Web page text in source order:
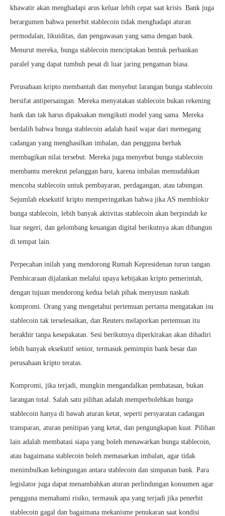
khawatir akan menghadapi arus keluar lebih cepat saat krisis. Bank juga
berargumen bahwa penerbit stablecoin tidak menghadapi aturan
permodalan, likuiditas, dan pengawasan yang sama dengan bank.
Menurut mereka, bunga stablecoin menciptakan bentuk perbankan
paralel yang dapat tumbuh pesat di luar jaring pengaman biasa.
Perusahaan kripto membantah dan menyebut larangan bunga stablecoin
bersifat antipersaingan. Mereka menyatakan stablecoin bukan rekening
bank dan tak harus dipaksakan mengikuti model yang sama. Mereka
berdalih bahwa bunga stablecoin adalah hasil wajar dari memegang
cadangan yang menghasilkan imbalan, dan pengguna berhak
membagikan nilai tersebut. Mereka juga menyebut bunga stablecoin
membantu merekrut pelanggan baru, karena imbalan memudahkan
mencoba stablecoin untuk pembayaran, perdagangan, atau tabungan.
Sejumlah eksekutif kripto memperingatkan bahwa jika AS memblokir
bunga stablecoin, lebih banyak aktivitas stablecoin akan berpindah ke
luar negeri, dan gelombang keuangan digital berikutnya akan dibangun
di tempat lain.
Perpecahan inilah yang mendorong Rumah Kepresidenan turun tangan.
Pembicaraan dijalankan melalui upaya kebijakan kripto pemerintah,
dengan tujuan mendorong kedua belah pihak menyusun naskah
kompromi. Orang yang mengetahui pertemuan pertama mengatakan isu
stablecoin tak terselesaikan, dan Reuters melaporkan pertemuan itu
berakhir tanpa kesepakatan. Sesi berikutnya diperkirakan akan dihadiri
lebih banyak eksekutif senior, termasuk pemimpin bank besar dan
perusahaan kripto teratas.
Kompromi, jika terjadi, mungkin mengandalkan pembatasan, bukan
larangan total. Salah satu pilihan adalah memperbolehkan bunga
stablecoin hanya di bawah aturan ketat, seperti persyaratan cadangan
transparan, aturan penitipan yang ketat, dan pengungkapan kuat. Pilihan
lain adalah membatasi siapa yang boleh menawarkan bunga stablecoin,
atau bagaimana stablecoin boleh memasarkan imbalan, agar tidak
menimbulkan kebingungan antara stablecoin dan simpanan bank. Para
legislator juga dapat menambahkan aturan perlindungan konsumen agar
pengguna memahami risiko, termasuk apa yang terjadi jika penerbit
stablecoin gagal dan bagaimana mekanisme penukaran saat kondisi